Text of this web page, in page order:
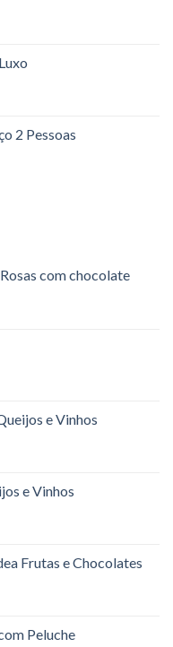
2 Pessoas
com chocolate
e Vinhos
e Vinhos
Frutas e Chocolates
Peluche